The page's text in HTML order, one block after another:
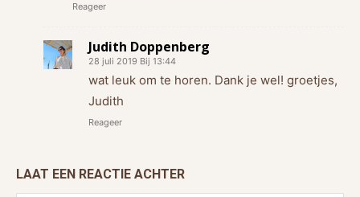
Reageer
Judith Doppenberg
28 juli 2019 Bij 13:44
wat leuk om te horen. Dank je wel! groetjes,
Judith
Reageer
LAAT EEN REACTIE ACHTER